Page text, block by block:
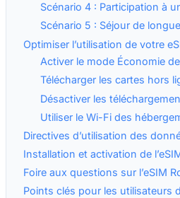
Scénario 4 : Participation à
Scénario 5 : Séjour de
Optimiser l’utilisation de votre
Activer le mode Économie
Télécharger les cartes hors
Désactiver les
Utiliser le Wi-Fi des
Directives d’utilisation des
Installation et activation de
Foire aux questions sur l’eSIM
Points clés pour les utilisateurs